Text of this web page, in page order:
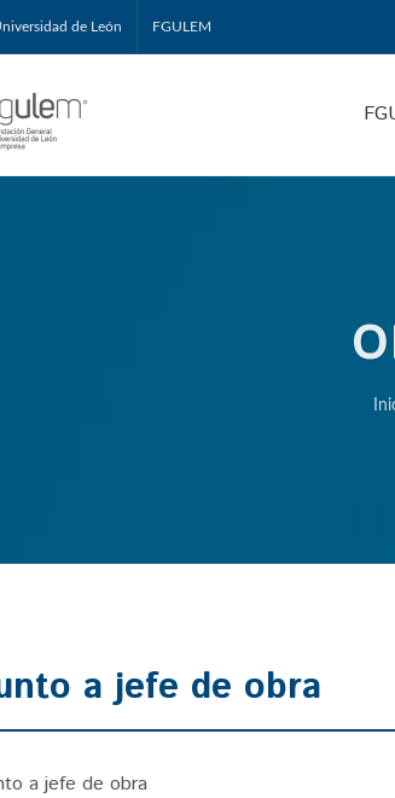
de León FGULEM
a jefe de obra